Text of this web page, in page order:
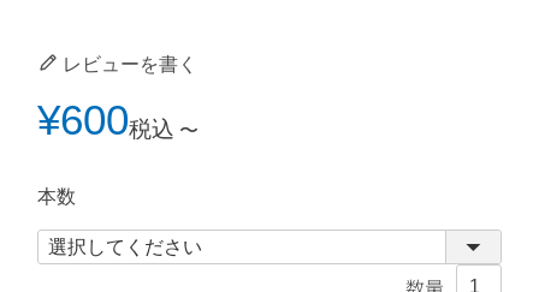
レビューを書く
¥600税込 〜
本数